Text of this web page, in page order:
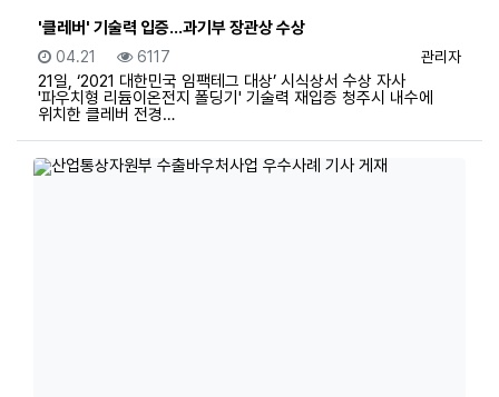
'클레버' 기술력 입증...과기부 장관상 수상
등록자
관리자
등록일
04.21 조회
6117
21일, ‘2021 대한민국 임팩테그 대상’ 시식상서 수상 자사
'파우치형 리듐이온전지 폴딩기' 기술력 재입증 청주시 내수에
위치한 클레버 전경…